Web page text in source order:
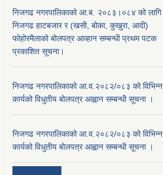
निजगढ नगरपालिकाको आ.ब. २०८३।०८४ को लागि
निजगढ हाटबजार र (खसी, बोका, कुखुरा, आदी)
फोहोरमैलाको बोलपत्र आव्हान सम्बन्धी प्रथम पटक
प्रकाशित सूचना।
निजगढ नगरपालिकाको आ.व.२०८२/०८३ को विभिन्न
कार्यको विधुतीय बोलपत्र आह्वान सम्बन्धी सूचना ।
निजगढ नगरपालिकाको आ.व.२०८२/०८३ को विभिन्न
कार्यको विधुतीय बोलपत्र आह्वान सम्बन्धी सूचना ।